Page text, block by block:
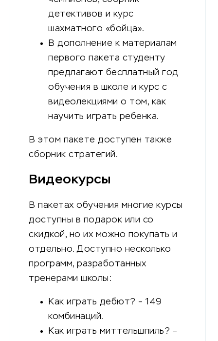
детективов и курс
шахматного «бойца».
В дополнение к материалам
первого пакета студенту
предлагают бесплатный год
обучения в школе и курс с
видеолекциями о том, как
научить играть ребенка.
В этом пакете доступен также
сборник стратегий.
Видеокурсы
В пакетах обучения многие курсы
доступны в подарок или со
скидкой, но их можно покупать и
отдельно. Доступно несколько
программ, разработанных
тренерами школы:
Как играть дебют? – 149
комбинаций.
Как играть миттельшпиль? –